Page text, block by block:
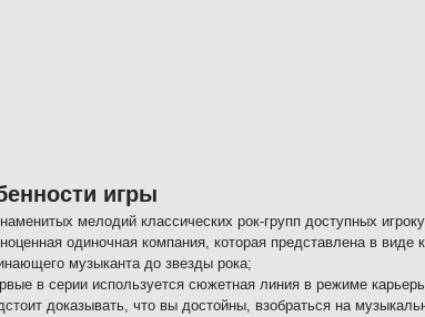
игры
мелодий классических рок-групп доступных
одиночная компания, которая представлена в
музыканта до звезды рока;
в серии используется сюжетная линия в режиме
доказывать, что вы достойны, взобраться на